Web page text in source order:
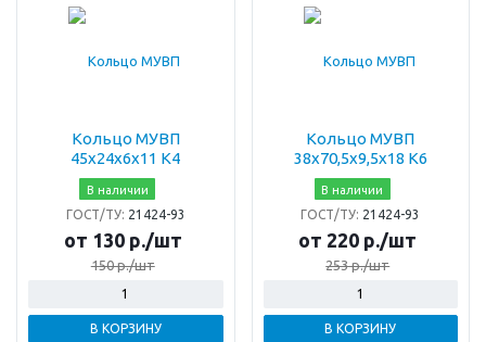
Кольцо МУВП
45х24х6х11 К4
В наличии
ГОСТ/ТУ: 21424-93
от 130 р./шт
150 р./шт
В КОРЗИНУ
Кольцо МУВП
38х70,5х9,5х18 К6
В наличии
ГОСТ/ТУ: 21424-93
от 220 р./шт
253 р./шт
В КОРЗИНУ